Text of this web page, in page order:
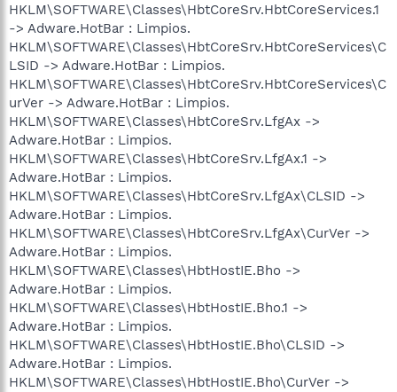
HKLM\SOFTWARE\Classes\HbtCoreSrv.HbtCoreServices.1
-> Adware.HotBar : Limpios.
HKLM\SOFTWARE\Classes\HbtCoreSrv.HbtCoreServices\C
LSID -> Adware.HotBar : Limpios.
HKLM\SOFTWARE\Classes\HbtCoreSrv.HbtCoreServices\C
urVer -> Adware.HotBar : Limpios.
HKLM\SOFTWARE\Classes\HbtCoreSrv.LfgAx ->
Adware.HotBar : Limpios.
HKLM\SOFTWARE\Classes\HbtCoreSrv.LfgAx.1 ->
Adware.HotBar : Limpios.
HKLM\SOFTWARE\Classes\HbtCoreSrv.LfgAx\CLSID ->
Adware.HotBar : Limpios.
HKLM\SOFTWARE\Classes\HbtCoreSrv.LfgAx\CurVer ->
Adware.HotBar : Limpios.
HKLM\SOFTWARE\Classes\HbtHostIE.Bho ->
Adware.HotBar : Limpios.
HKLM\SOFTWARE\Classes\HbtHostIE.Bho.1 ->
Adware.HotBar : Limpios.
HKLM\SOFTWARE\Classes\HbtHostIE.Bho\CLSID ->
Adware.HotBar : Limpios.
HKLM\SOFTWARE\Classes\HbtHostIE.Bho\CurVer ->